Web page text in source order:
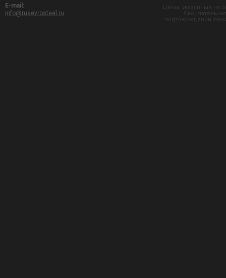
E-mail:
info@rusevrosteel.ru
Цены, указанные на
подтверждении